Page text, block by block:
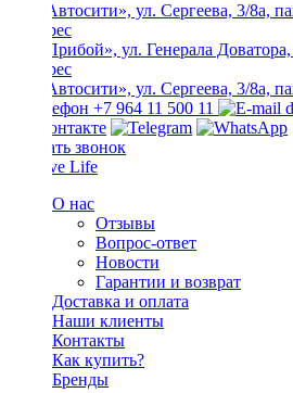
ТЦ «Автосити», ул. Сергеева, 3/8а,
ТЦ «Прибой», ул. Генерала
ТЦ «Автосити», ул. Сергеева, 3/8а,
+7 964 11 500 11
Заказать звонок
О нас
Отзывы
Вопрос-ответ
Новости
Гарантии и возврат
Доставка и оплата
Наши клиенты
Контакты
Как купить?
Бренды